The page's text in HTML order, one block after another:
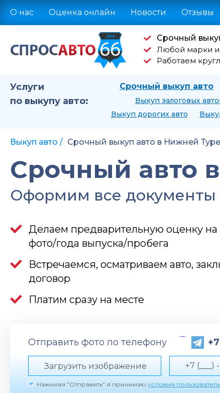
О нас Оценка онлайн Новости Отзывы
Срочный
Любой марки и
Работаем
Услуги
по выкупу авто:
Срочный выкуп авто
Выкуп залоговых
Выкуп дорогих авто
Выкуп авто Срочный выкуп авто в Нижней Туре
Срочный авто
Оформим все документы
Делаем предварительную оценку на
фото/года выпуска/пробега
Встречаемся, осматриваем авто,
договор
Платим сразу на месте
Отправить фото по телефону
Загрузить изображение
Нажимая "Отправить" я принимаю условия